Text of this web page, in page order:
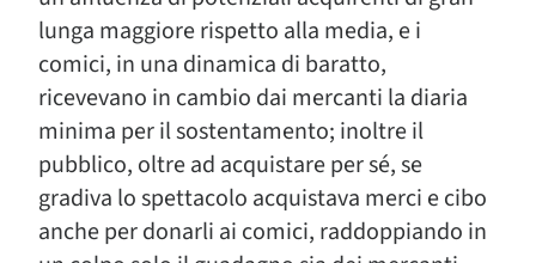
lunga maggiore rispetto alla media, e i
comici, in una dinamica di baratto,
ricevevano in cambio dai mercanti la diaria
minima per il sostentamento; inoltre il
pubblico, oltre ad acquistare per sé, se
gradiva lo spettacolo acquistava merci e cibo
anche per donarli ai comici, raddoppiando in